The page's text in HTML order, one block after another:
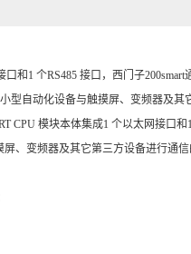
和1 个RS485 接口，西门子
型自动化设备与触摸屏、变频器及
CPU 模块本体集成1 个以太网接口
、变频器及其它第三方设备进行通信